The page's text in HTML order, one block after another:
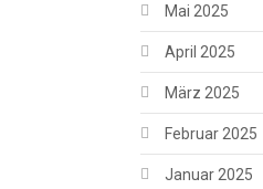
Mai 2025
April 2025
März 2025
Februar 2025
Januar 2025